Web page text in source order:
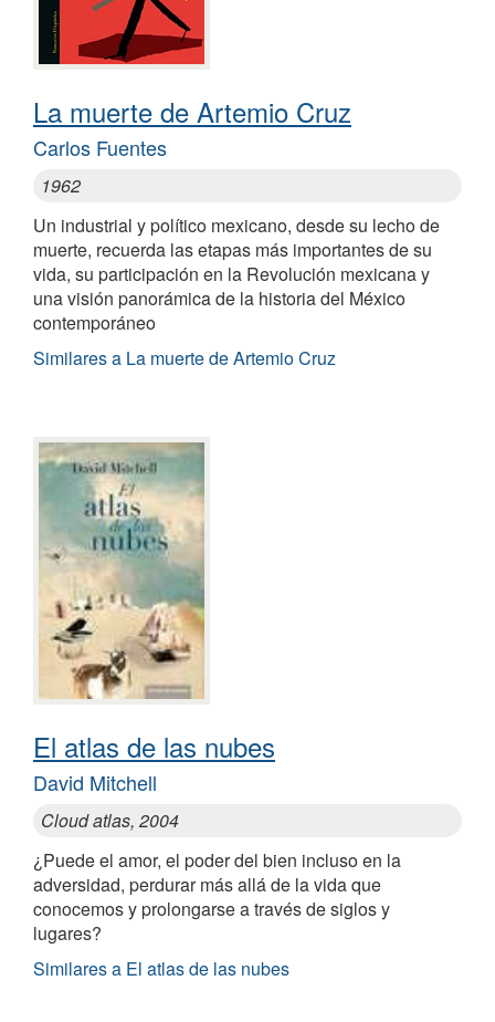
La muerte de Artemio Cruz
Carlos Fuentes
1962
Un industrial y político mexicano, desde su lecho de
muerte, recuerda las etapas más importantes de su
vida, su participación en la Revolución mexicana y
una visión panorámica de la historia del México
contemporáneo
Similares a La muerte de Artemio Cruz
El atlas de las nubes
David Mitchell
Cloud atlas, 2004
¿Puede el amor, el poder del bien incluso en la
adversidad, perdurar más allá de la vida que
conocemos y prolongarse a través de siglos y
lugares?
Similares a El atlas de las nubes